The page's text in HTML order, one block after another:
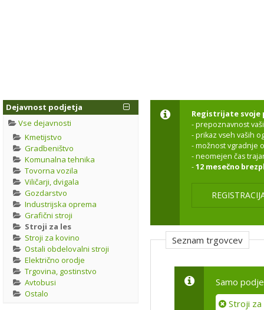
Dejavnost podjetja
Vse dejavnosti
Kmetijstvo
Gradbeništvo
Komunalna tehnika
Tovorna vozila
Viličarji, dvigala
Gozdarstvo
Industrijska oprema
Grafični stroji
Stroji za les
Stroji za kovino
Ostali obdelovalni stroji
Električno orodje
Trgovina, gostinstvo
Avtobusi
Ostalo
Registrijate svoje
- prepoznavnost
- prikaz vseh vaših
- možnost vgradnje
- neomejen čas
-12 mesečno
Seznam trgovcev
Samo
Stroji za